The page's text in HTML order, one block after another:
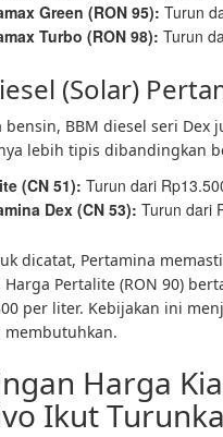
Green (RON 95): Turun
Turbo (RON 98): Turun
(Solar)
bensin, BBM diesel seri
lebih tipis dibandingkan
(CN 51): Turun dari
Dex (CN 53): Turun dari
dicatat, Pertamina
Pertalite (RON 90)
per liter. Kebijakan ini
Harga
Ikut